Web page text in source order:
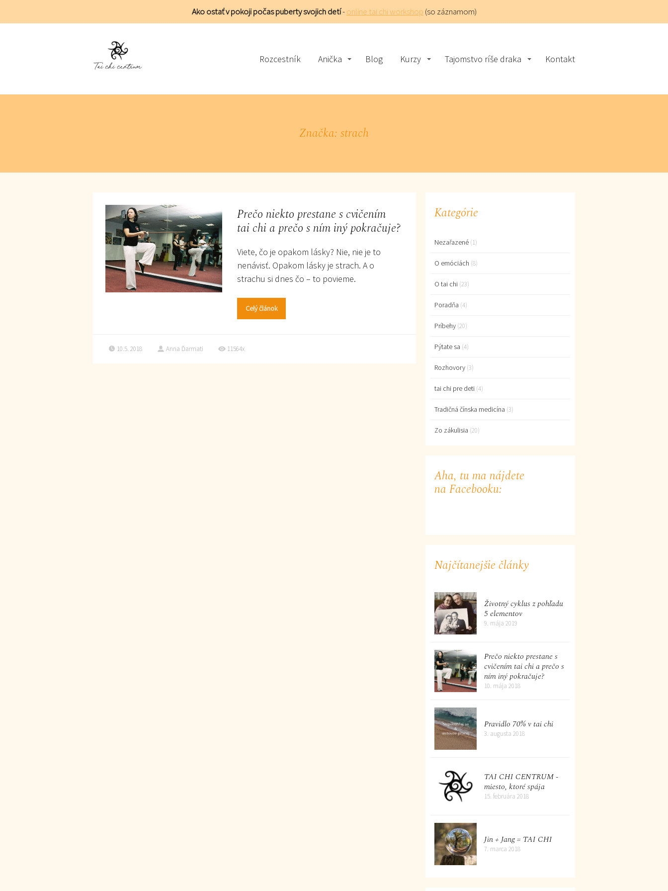
Ako ostať v pokoji počas puberty svojich detí-online tai chi workshop (so záznamom)
Rozcestník Anička Blog Kurzy Tajomstvo ríše draka Kontakt
Značka: strach
Prečo niekto prestane s cvičením
tai chi a prečo s ním iný pokračuje?
Viete, čo je opakom lásky? Nie, nie je to
nenávisť. Opakom lásky je strach. A o
strachu si dnes čo – to povieme.
Celý článok
10.5. 2018 Anna Ďarmati 11564x
Kategórie
Nezařazené (1)
O emóciách (8)
O tai chi (23)
Poradňa (4)
Príbehy (20)
Pýtate sa (4)
Rozhovory (3)
tai chi pre deti (4)
Tradičná čínska medicína (3)
Zo zákulisia (20)
Aha, tu ma nájdete
na Facebooku:
Najčítanejšie články
Životný cyklus z pohľadu
5 elementov
9. mája 2019
Prečo niekto prestane s
cvičením tai chi a prečo s
ním iný pokračuje?
10. mája 2018
Pravidlo 70% v tai chi
3. augusta 2018
TAI CHI CENTRUM -
miesto, ktoré spája
15. februára 2018
Jin + Jang = TAI CHI
7. marca 2018